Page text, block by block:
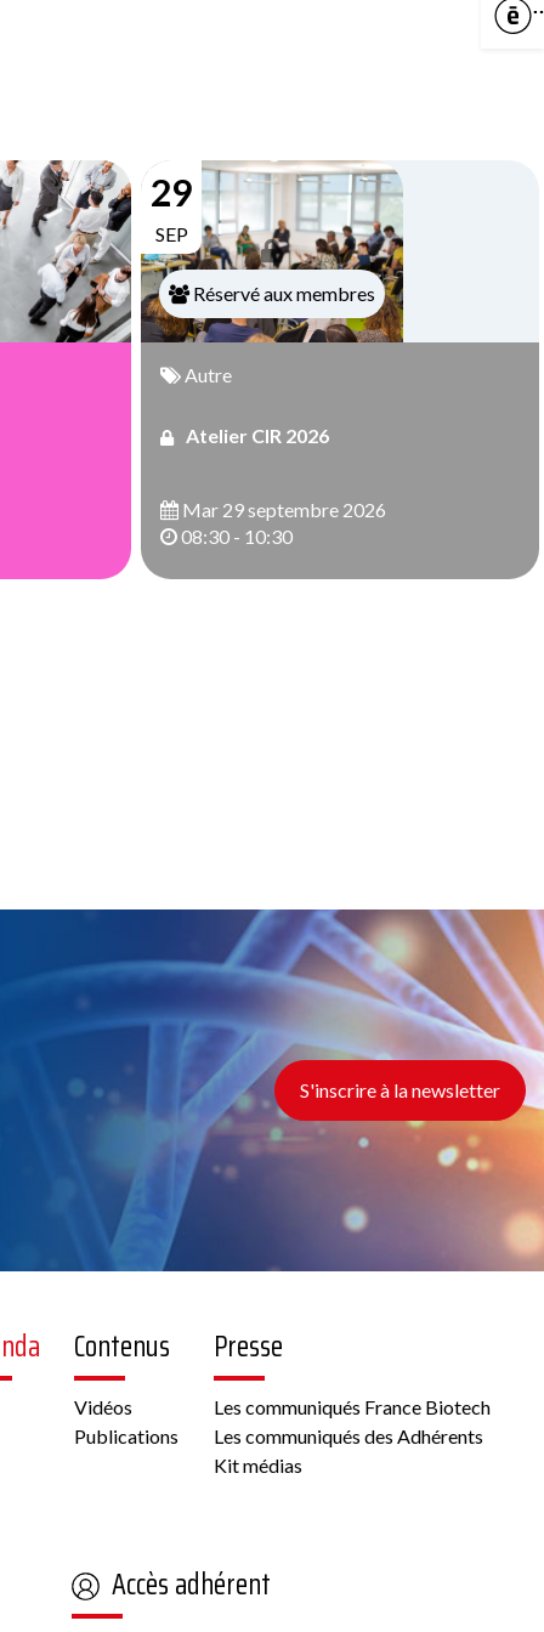
29
SEP
Réservé aux membres
Autre
Atelier CIR 2026
Mar 29 septembre 2026
08:30 - 10:30
S'inscrire à la newsletter
Contenus
Vidéos
Publications
Presse
Les communiqués France Biotech
Les communiqués des Adhérents
Kit médias
Accès adhérent